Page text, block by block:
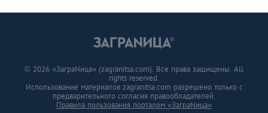
© 2026 «ЗаграNица» (zagranitsa.com). Все права защищены. All
rights reserved.
Использование материалов zagranitsa.com разрешено только с
предварительного согласия правообладателей.
Правила пользования порталом «ЗаграNица»